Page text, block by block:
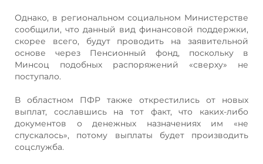
Однако, в региональном социальном Министерстве
сообщили, что данный вид финансовой поддержки,
скорее всего, будут проводить на заявительной
основе через Пенсионный фонд, поскольку в
Минсоц подобных распоряжений «сверху» не
поступало.
В областном ПФР также открестились от новых
выплат, сославшись на тот факт, что каких-либо
документов о денежных назначениях им «не
спускалось», потому выплаты будет производить
соцслужба.